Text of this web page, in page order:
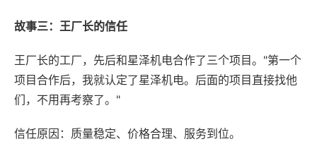
故事三：王厂长的信任
王厂长的工厂，先后和星泽机电合作了三个项目。"第一个
项目合作后，我就认定了星泽机电。后面的项目直接找他
们，不用再考察了。"
信任原因：质量稳定、价格合理、服务到位。